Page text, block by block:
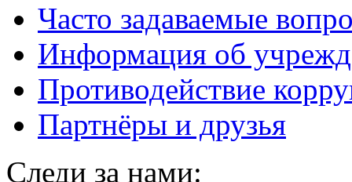
Часто задаваемые
Информация об
Противодействие
Партнёры и друзья
Следи за нами: